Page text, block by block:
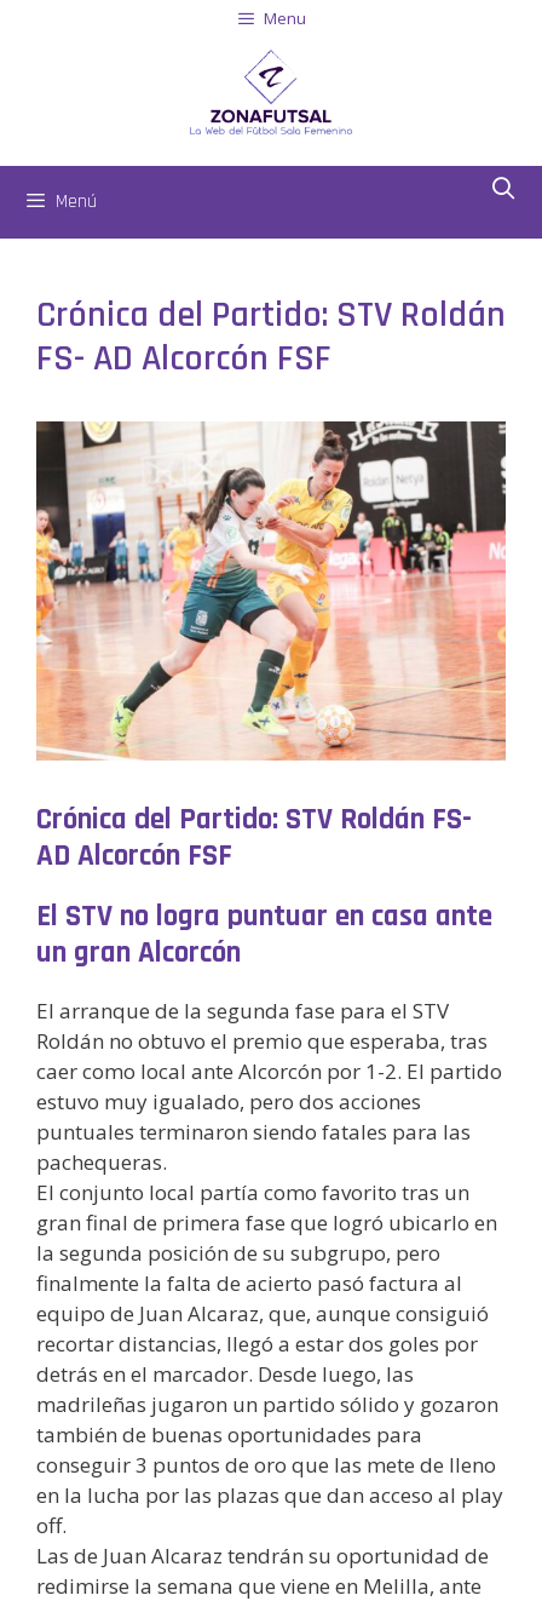
Menu
Menú
Crónica del Partido: STV Roldán
FS- AD Alcorcón FSF
Crónica del Partido: STV Roldán FS-
AD Alcorcón FSF
El STV no logra puntuar en casa ante
un gran Alcorcón
El arranque de la segunda fase para el STV
Roldán no obtuvo el premio que esperaba, tras
caer como local ante Alcorcón por 1-2. El partido
estuvo muy igualado, pero dos acciones
puntuales terminaron siendo fatales para las
pachequeras.
El conjunto local partía como favorito tras un
gran final de primera fase que logró ubicarlo en
la segunda posición de su subgrupo, pero
finalmente la falta de acierto pasó factura al
equipo de Juan Alcaraz, que, aunque consiguió
recortar distancias, llegó a estar dos goles por
detrás en el marcador. Desde luego, las
madrileñas jugaron un partido sólido y gozaron
también de buenas oportunidades para
conseguir 3 puntos de oro que las mete de lleno
en la lucha por las plazas que dan acceso al play
off.
Las de Juan Alcaraz tendrán su oportunidad de
redimirse la semana que viene en Melilla, ante